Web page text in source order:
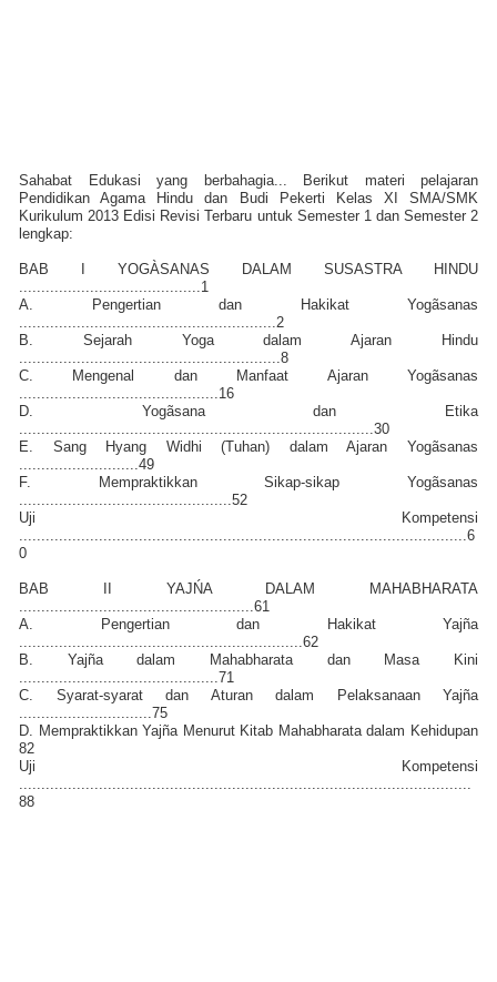
Sahabat Edukasi yang berbahagia... Berikut materi pelajaran
Pendidikan Agama Hindu dan Budi Pekerti Kelas XI SMA/SMK
Kurikulum 2013 Edisi Revisi Terbaru untuk Semester 1 dan Semester 2
lengkap:
BAB I YOGÀSANAS DALAM SUSASTRA HINDU
.........................................1
A. Pengertian dan Hakikat Yogãsanas
..........................................................2
B. Sejarah Yoga dalam Ajaran Hindu
...........................................................8
C. Mengenal dan Manfaat Ajaran Yogãsanas
.............................................16
D. Yogãsana dan Etika
................................................................................30
E. Sang Hyang Widhi (Tuhan) dalam Ajaran Yogãsanas
...........................49
F. Mempraktikkan Sikap-sikap Yogãsanas
................................................52
Uji Kompetensi
.....................................................................................................6
0
BAB II YAJŃA DALAM MAHABHARATA
.....................................................61
A. Pengertian dan Hakikat Yajña
................................................................62
B. Yajña dalam Mahabharata dan Masa Kini
.............................................71
C. Syarat-syarat dan Aturan dalam Pelaksanaan Yajña
..............................75
D. Mempraktikkan Yajña Menurut Kitab Mahabharata dalam Kehidupan
82
Uji Kompetensi
88